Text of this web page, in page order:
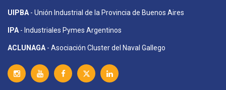
UIPBA - Unión Industrial de la Provincia de Buenos Aires
IPA - Industriales Pymes Argentinos
ACLUNAGA - Asociación Cluster del Naval Gallego